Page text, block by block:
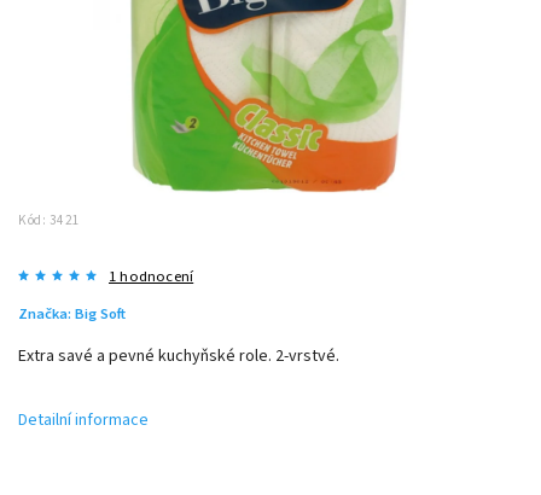
Kód: 3421
1 hodnocení
Značka: Big Soft
Extra savé a pevné kuchyňské role. 2-vrstvé.
Detailní informace